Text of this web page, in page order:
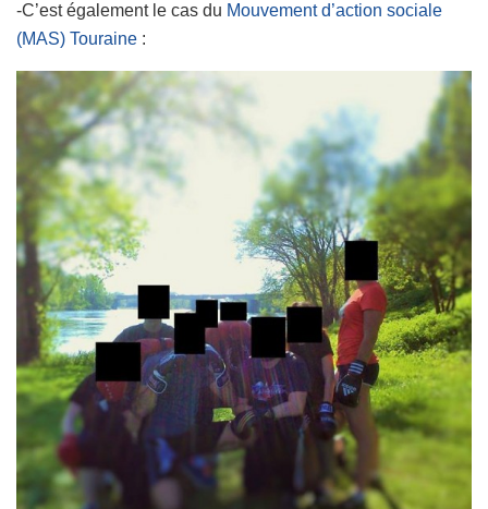
-C’est également le cas du Mouvement d’action sociale
(MAS) Touraine :